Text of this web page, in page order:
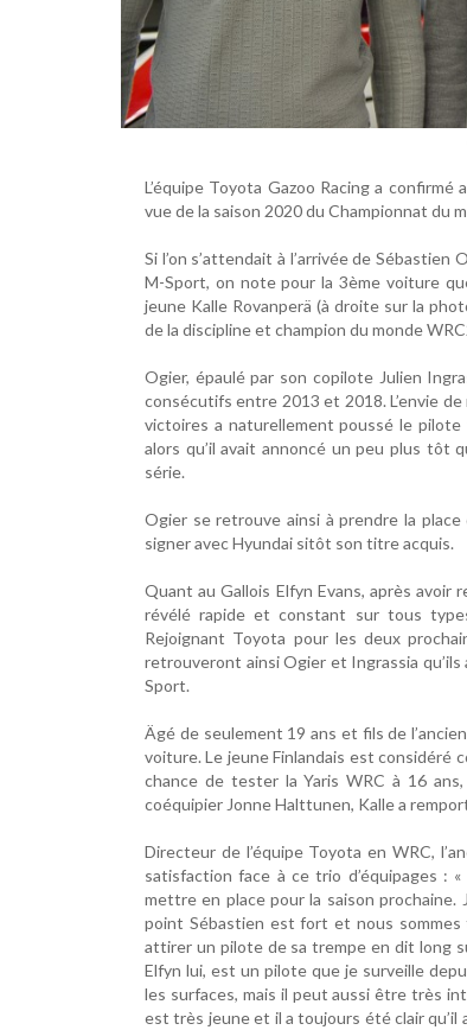
L’équipe Toyota Gazoo Racing a
vue de la saison 2020 du Championnat du
Si l’on s’attendait à l’arrivée de Sébastien
M-Sport, on note pour la 3ème voiture
jeune Kalle Rovanperä (à droite sur la
de la discipline et champion du monde
Ogier, épaulé par son copilote Julien
consécutifs entre 2013 et 2018. L’envie
victoires a naturellement poussé le
alors qu’il avait annoncé un peu plus tôt
série.
Ogier se retrouve ainsi à prendre la place
signer avec Hyundai sitôt son titre acquis.
Quant au Gallois Elfyn Evans, après avoir
révélé rapide et constant sur tous
Rejoignant Toyota pour les deux
retrouveront ainsi Ogier et Ingrassia
Sport.
Ägé de seulement 19 ans et fils de
voiture. Le jeune Finlandais est considéré
chance de tester la Yaris WRC à 16
coéquipier Jonne Halttunen, Kalle a
Directeur de l’équipe Toyota en WRC,
satisfaction face à ce trio d’équipages :
mettre en place pour la saison prochaine.
point Sébastien est fort et nous
attirer un pilote de sa trempe en dit long
Elfyn lui, est un pilote que je surveille
les surfaces, mais il peut aussi être très
est très jeune et il a toujours été clair qu’il